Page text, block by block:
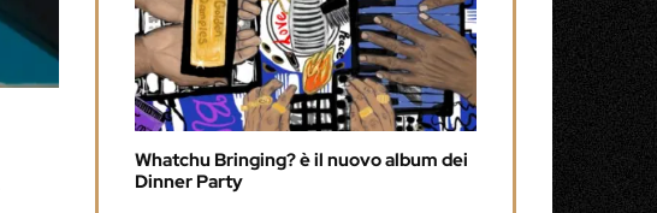
Whatchu Bringing? è il nuovo album dei
Dinner Party